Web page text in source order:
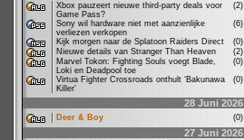
Xbox pauzeert nieuwe third-party deals voor
Game Pass?
(2)
Sony wil hardware niet met aanzienlijke
verliezen verkopen
(6)
Kijk morgen naar de Splatoon Raiders Direct
(0)
Nieuwe details van Stranger Than Heaven
(2)
Marvel Tokon: Fighting Souls voegt Blade,
Loki en Deadpool toe
(0)
Virtua Fighter Crossroads onthult ‘Bakunawa
Killer’
(0)
28 Juni 2026
Deer & Boy (0)
27 Juni 2026